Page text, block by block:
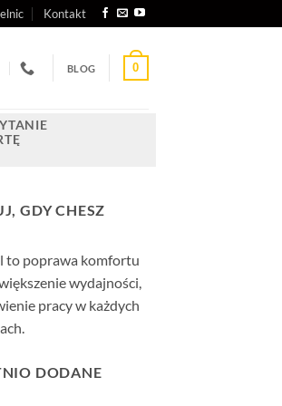
Kontakt
BLOG 0
GDY CHESZ
to poprawa komfortu
wydajności,
pracy w każdych
DODANE